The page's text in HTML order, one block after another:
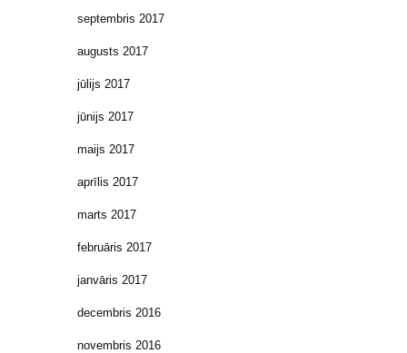
septembris 2017
augusts 2017
jūlijs 2017
jūnijs 2017
maijs 2017
aprīlis 2017
marts 2017
februāris 2017
janvāris 2017
decembris 2016
novembris 2016